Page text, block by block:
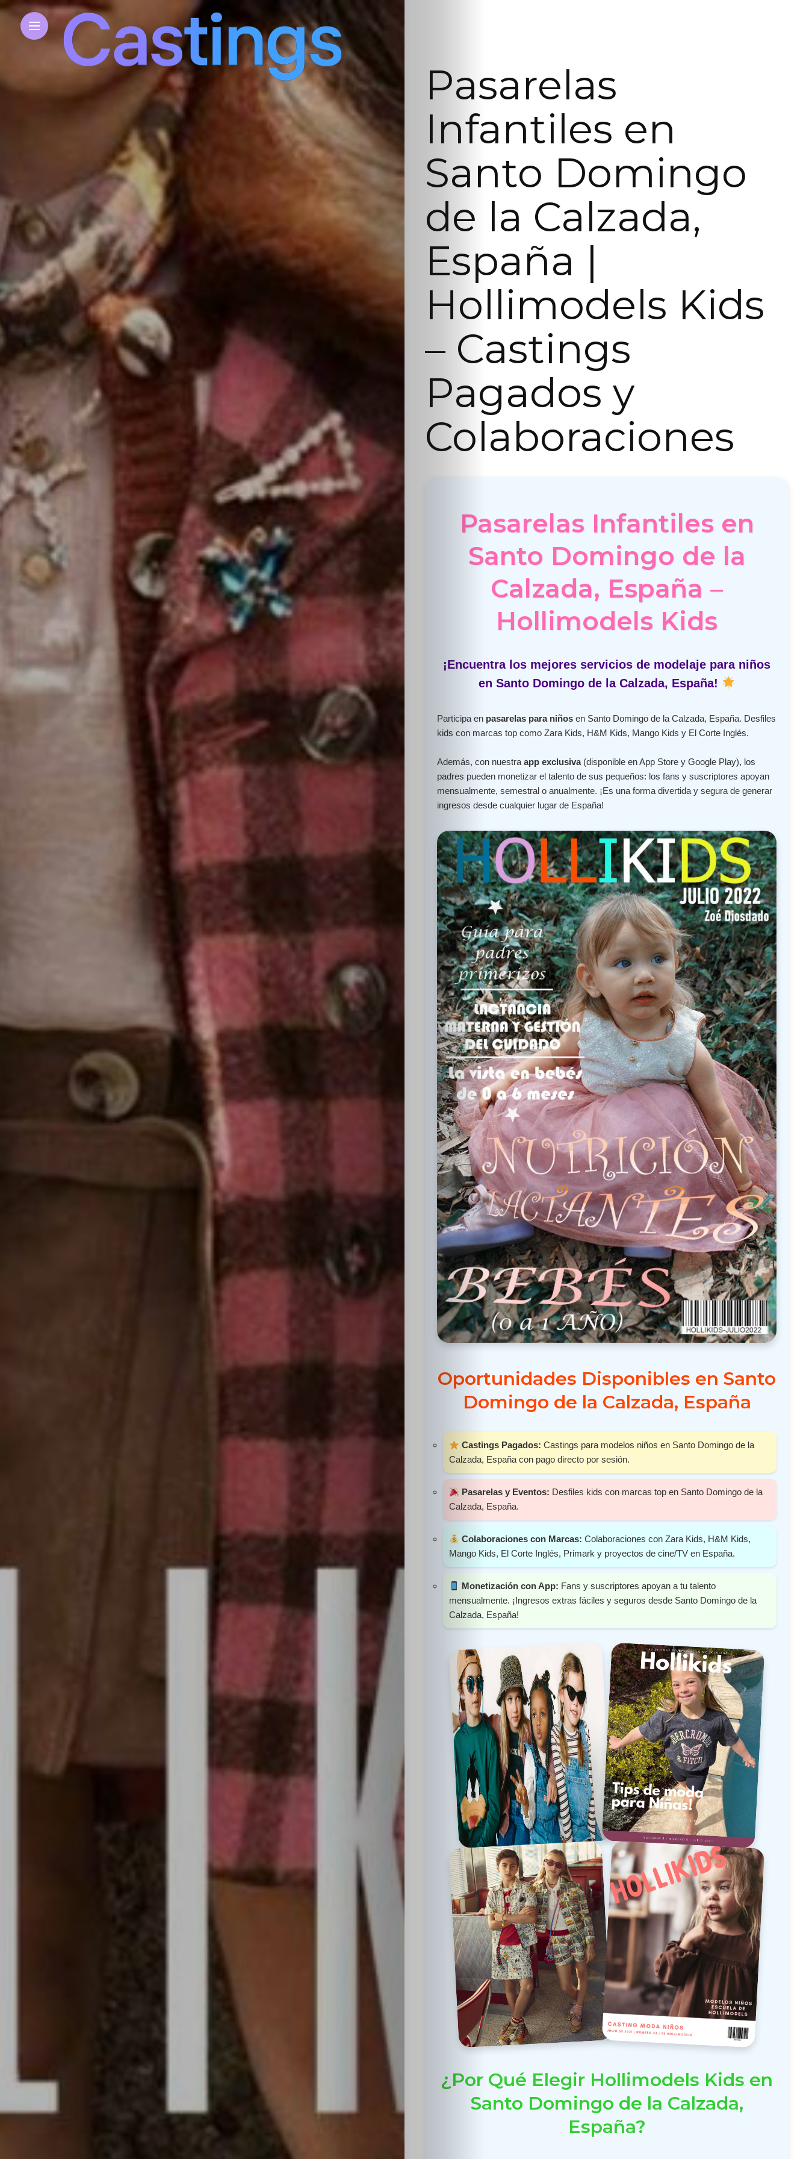
Inicio
Casting
Bershka
Casting
SHEIN
Casting
Sabritas
Casting
HolliKids
Contacto
Search
Pasarelas
Infantiles en
Santo Domingo
de la Calzada,
España |
Hollimodels Kids
– Castings
Pagados y
Colaboraciones
Pasarelas Infantiles en
Santo Domingo de la
Calzada, España –
Hollimodels Kids
¡Encuentra los mejores servicios de modelaje para niños
en Santo Domingo de la Calzada, España!
Participa en pasarelas para niñosen Santo Domingo de la Calzada, España. Desfiles
kids con marcas top como Zara Kids, H&M Kids, Mango Kids y El Corte Inglés.
Además, con nuestra app exclusiva(disponible en App Store y Google Play), los
padres pueden monetizar el talento de sus pequeños: los fans y suscriptores apoyan
mensualmente, semestral o anualmente. ¡Es una forma divertida y segura de generar
ingresos desde cualquier lugar de España!
Oportunidades Disponibles en Santo
Domingo de la Calzada, España
Castings Pagados: Castings para modelos niños en Santo Domingo de la
Calzada, España con pago directo por sesión.
Pasarelas y Eventos: Desfiles kids con marcas top en Santo Domingo de la
Calzada, España.
Colaboraciones con Marcas: Colaboraciones con Zara Kids, H&M Kids,
Mango Kids, El Corte Inglés, Primark y proyectos de cine/TV en España.
Monetización con App: Fans y suscriptores apoyan a tu talento
mensualmente. ¡Ingresos extras fáciles y seguros desde Santo Domingo de la
Calzada, España!
¿Por Qué Elegir Hollimodels Kids en
Santo Domingo de la Calzada,
España?